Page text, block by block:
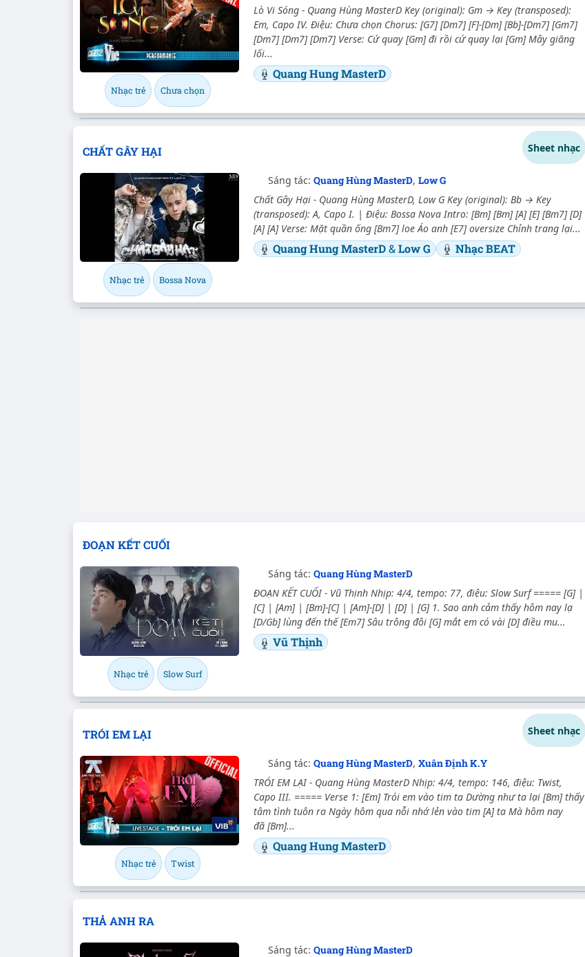
Nhạc trẻ Chưa chọn
Lò Vi Sóng - Quang Hùng MasterD Key (original): Gm → Key (transposed):
Em, Capo IV. Điệu: Chưa chọn Chorus: [G7] [Dm7] [F]-[Dm] [Bb]-[Dm7] [Gm7]
[Dm7] [Dm7] [Dm7] Verse: Cứ quay [Gm] đi rồi cứ quay lại [Gm] Mây giăng
lối...
Quang Hung MasterD
CHẤT GÂY HẠI Sheet nhạc
Nhạc trẻ Bossa Nova
Sáng tác: Quang Hùng MasterD, Low G
Chất Gây Hại - Quang Hùng MasterD, Low G Key (original): Bb → Key
(transposed): A, Capo I. | Điệu: Bossa Nova Intro: [Bm] [Bm] [A] [E] [Bm7] [D]
[A] [A] Verse: Mặt quần ống [Bm7] loe Áo anh [E7] oversize Chỉnh trang lại...
Quang Hung MasterD&Low G Nhạc BEAT
ĐOẠN KẾT CUỐI
Nhạc trẻ Slow Surf
Sáng tác: Quang Hùng MasterD
ĐOẠN KẾT CUỐI - Vũ Thịnh Nhịp: 4/4, tempo: 77, điệu: Slow Surf ===== [G] |
[C] | [Am] | [Bm]-[C] | [Am]-[D] | [D] | [G] 1. Sao anh cảm thấy hôm nay lạ
[D/Gb] lùng đến thế [Em7] Sâu trông đôi [G] mắt em có vài [D] điều mu...
Vũ Thịnh
TRÓI EM LẠI Sheet nhạc
Nhạc trẻ Twist
Sáng tác: Quang Hùng MasterD, Xuân Định K.Y
TRÓI EM LẠI - Quang Hùng MasterD Nhịp: 4/4, tempo: 146, điệu: Twist,
Capo III. ===== Verse 1: [Em] Trói em vào tim ta Dường như ta lại [Bm] thấy
tâm tình tuôn ra Ngày hôm qua nỗi nhớ lẻn vào tim [A] ta Mà hôm nay
đã [Bm]...
Quang Hung MasterD
THẢ ANH RA
Sáng tác: Quang Hùng MasterD